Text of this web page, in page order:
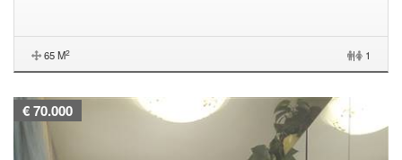
65 M2 | 1
€ 70.000